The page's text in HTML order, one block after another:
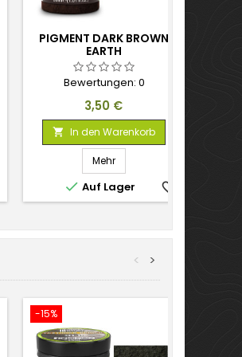
PIGMENT DARK BROWN
EARTH
Bewertungen: 0
Preis
3,50 €
 In den Warenkorb
Mehr
 Auf Lager favorite_border
>
<
-15%